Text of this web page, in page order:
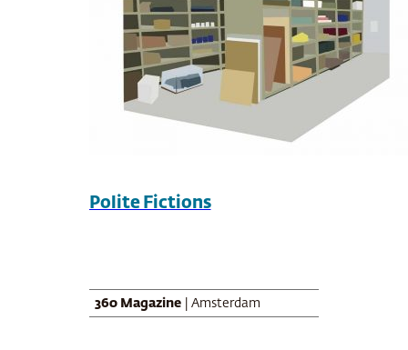
Polite Fictions
360 Magazine | Amsterdam